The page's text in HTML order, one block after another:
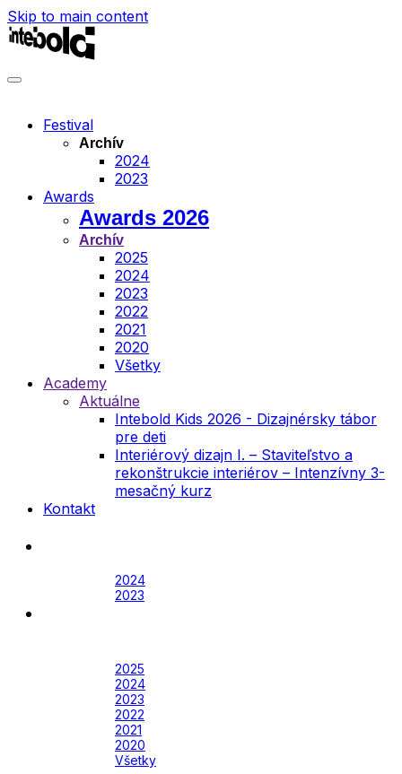
Skip to main content
Festival
Archív
2024
2023
Awards
Awards 2026
Archív
2025
2024
2023
2022
2021
2020
Všetky
Academy
Aktuálne
Intebold Kids 2026 - Dizajnérsky tábor
pre deti
Interiérový dizajn I. – Staviteľstvo a
rekonštrukcie interiérov – Intenzívny 3-
mesačný kurz
Kontakt
2024
2023
2025
2024
2023
2022
2021
2020
Všetky